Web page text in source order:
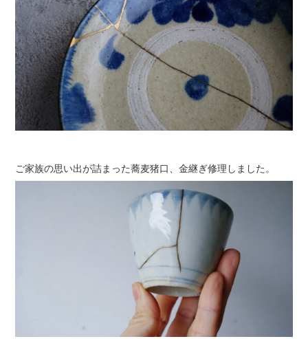
ご家族の思い出が詰まった蕎麦猪口、金継ぎ修理しました。